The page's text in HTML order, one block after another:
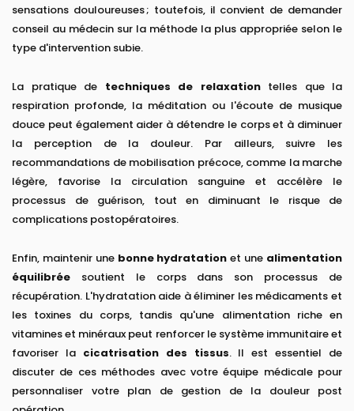
sensations douloureuses ; toutefois, il convient de demander
conseil au médecin sur la méthode la plus appropriée selon le
type d'intervention subie.
La pratique de techniques de relaxationtelles que la
respiration profonde, la méditation ou l'écoute de musique
douce peut également aider à détendre le corps et à diminuer
la perception de la douleur. Par ailleurs, suivre les
recommandations de mobilisation précoce, comme la marche
légère, favorise la circulation sanguine et accélère le
processus de guérison, tout en diminuant le risque de
complications postopératoires.
Enfin, maintenir une bonne hydratation et une alimentation
équilibrée soutient le corps dans son processus de
récupération. L'hydratation aide à éliminer les médicaments et
les toxines du corps, tandis qu'une alimentation riche en
vitamines et minéraux peut renforcer le système immunitaire et
favoriser la cicatrisation des tissus. Il est essentiel de
discuter de ces méthodes avec votre équipe médicale pour
personnaliser votre plan de gestion de la douleur post